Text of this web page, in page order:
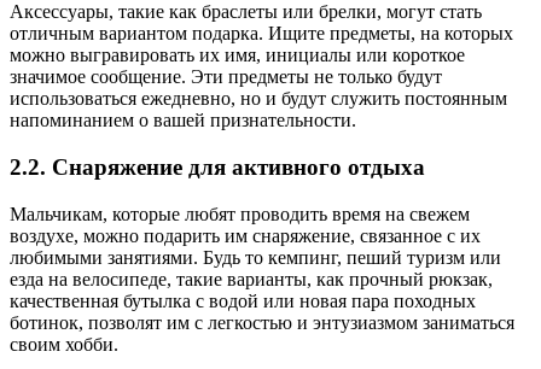
Аксессуары, такие как браслеты или брелки, могут стать
отличным вариантом подарка. Ищите предметы, на которых
можно выгравировать их имя, инициалы или короткое
значимое сообщение. Эти предметы не только будут
использоваться ежедневно, но и будут служить постоянным
напоминанием о вашей признательности.
2.2. Снаряжение для активного отдыха
Мальчикам, которые любят проводить время на свежем
воздухе, можно подарить им снаряжение, связанное с их
любимыми занятиями. Будь то кемпинг, пеший туризм или
езда на велосипеде, такие варианты, как прочный рюкзак,
качественная бутылка с водой или новая пара походных
ботинок, позволят им с легкостью и энтузиазмом заниматься
своим хобби.